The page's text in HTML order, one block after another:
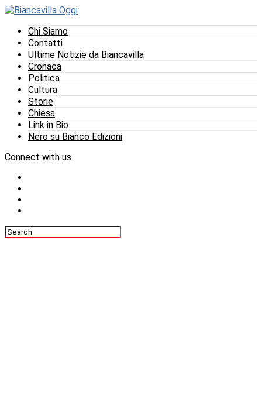
Chi Siamo
Contatti
Ultime Notizie da Biancavilla
Cronaca
Politica
Cultura
Storie
Chiesa
Link in Bio
Nero su Bianco Edizioni
Connect with us